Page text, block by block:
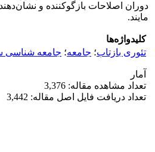
دوران اصلاحات بازگوکننده و
مایند.
کلیدواژه‌ها
تئوری بازتاب؛ جامعه؛ جامعه شناسی
آمار
تعداد مشاهده مقاله: 3,376
تعداد دریافت فایل اصل مقاله: 3,442